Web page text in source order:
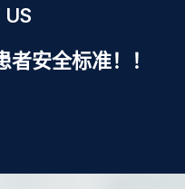
安全标准！！